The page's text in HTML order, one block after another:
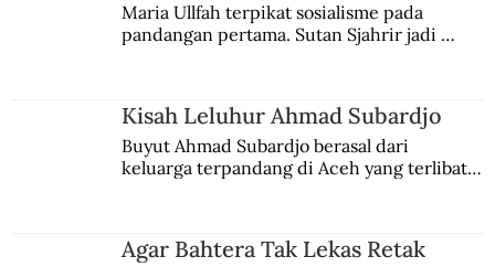
Maria Ullfah terpikat sosialisme pada
pandangan pertama. Sutan Sjahrir jadi
Kisah Leluhur Ahmad Subardjo
Buyut Ahmad Subardjo berasal dari
keluarga terpandang di Aceh yang terlibat
Agar Bahtera Tak Lekas Retak